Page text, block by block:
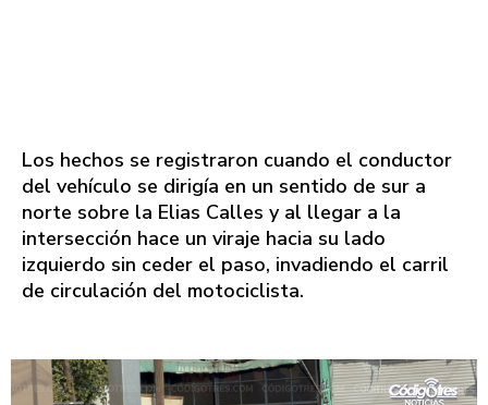
Los hechos se registraron cuando el conductor
del vehículo se dirigía en un sentido de sur a
norte sobre la Elias Calles y al llegar a la
intersección hace un viraje hacia su lado
izquierdo sin ceder el paso, invadiendo el carril
de circulación del motociclista.